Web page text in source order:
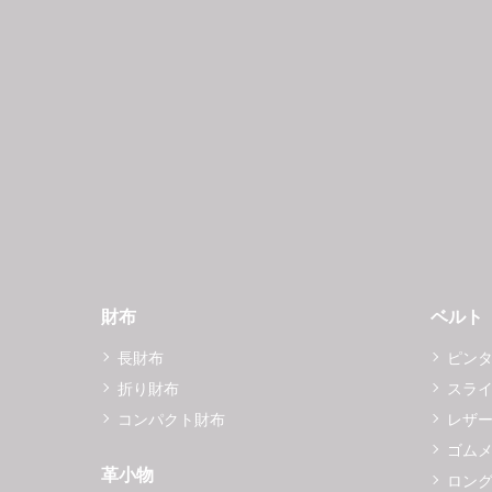
財布
長財布
折り財布
コンパクト財布
革小物
ベルト
ピン
スラ
レザ
ゴム
ロン